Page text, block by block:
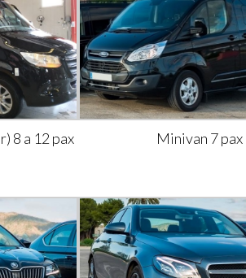
8 a 12 pax Minivan 7 pax